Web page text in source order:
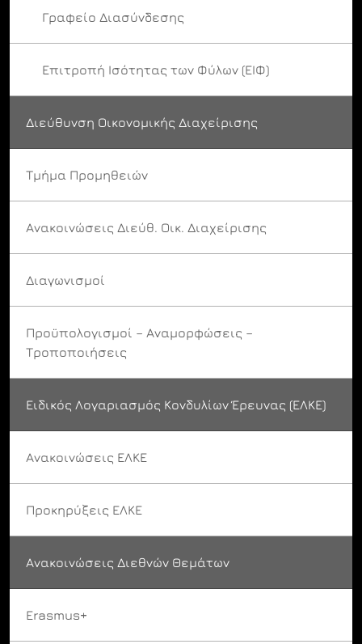
Γραφείο Διασύνδεσης
Επιτροπή Ισότητας των Φύλων (ΕΙΦ)
Διεύθυνση Οικονομικής Διαχείρισης
Τμήμα Προμηθειών
Ανακοινώσεις Διεύθ. Οικ. Διαχείρισης
Διαγωνισμοί
Προϋπολογισμοί – Αναμορφώσεις –
Τροποποιήσεις
Ειδικός Λογαριασμός Κονδυλίων Έρευνας (ΕΛΚΕ)
Ανακοινώσεις ΕΛΚΕ
Προκηρύξεις ΕΛΚΕ
Ανακοινώσεις Διεθνών Θεμάτων
Erasmus+